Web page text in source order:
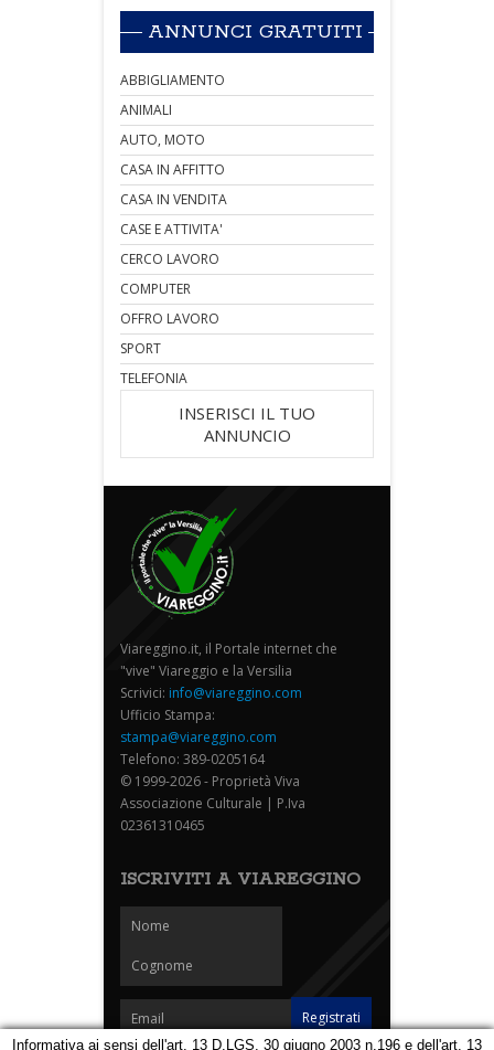
ANNUNCI GRATUITI
ABBIGLIAMENTO
ANIMALI
AUTO, MOTO
CASA IN AFFITTO
CASA IN VENDITA
CASE E ATTIVITA'
CERCO LAVORO
COMPUTER
OFFRO LAVORO
SPORT
TELEFONIA
INSERISCI IL TUO
ANNUNCIO
Viareggino.it, il Portale internet che
"vive" Viareggio e la Versilia
Scrivici: info@viareggino.com
Ufficio Stampa:
stampa@viareggino.com
Telefono: 389-0205164
© 1999-2026 - Proprietà Viva
Associazione Culturale | P.Iva
02361310465
ISCRIVITI A VIAREGGINO
Informativa ai sensi dell'art. 13 D.LGS. 30 giugno 2003 n.196 e dell'art. 13